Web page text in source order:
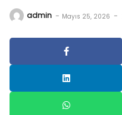
admin - Mayıs 25, 2026 -